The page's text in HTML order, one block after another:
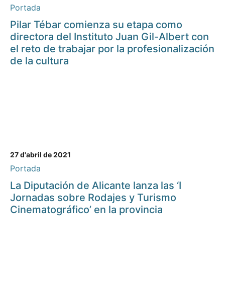
Portada
Pilar Tébar comienza su etapa como
directora del Instituto Juan Gil-Albert con
el reto de trabajar por la profesionalización
de la cultura
27 d'abril de 2021
Portada
La Diputación de Alicante lanza las ‘I
Jornadas sobre Rodajes y Turismo
Cinematográfico’ en la provincia